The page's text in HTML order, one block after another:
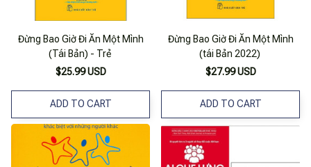
Đừng Bao Giờ Đi Ăn Một Mình
(Tái Bản) - Trẻ
$25.99 USD
ADD TO CART
Đừng Bao Giờ Đi Ăn Một Mình
(tái Bản 2022)
$27.99 USD
ADD TO CART